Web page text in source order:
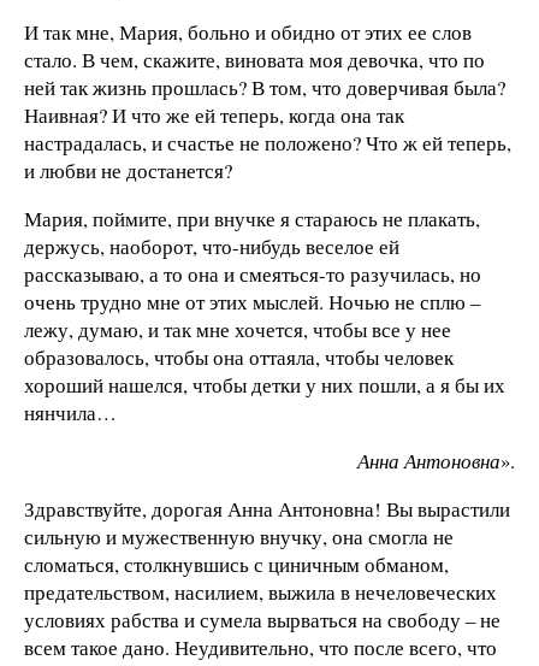
И так мне, Мария, больно и обидно от этих ее слов
стало. В чем, скажите, виновата моя девочка, что по
ней так жизнь прошлась? В том, что доверчивая была?
Наивная? И что же ей теперь, когда она так
настрадалась, и счастье не положено? Что ж ей теперь,
и любви не достанется?
Мария, поймите, при внучке я стараюсь не плакать,
держусь, наоборот, что-нибудь веселое ей
рассказываю, а то она и смеяться-то разучилась, но
очень трудно мне от этих мыслей. Ночью не сплю –
лежу, думаю, и так мне хочется, чтобы все у нее
образовалось, чтобы она оттаяла, чтобы человек
хороший нашелся, чтобы детки у них пошли, а я бы их
нянчила…
Анна Антоновна».
Здравствуйте, дорогая Анна Антоновна! Вы вырастили
сильную и мужественную внучку, она смогла не
сломаться, столкнувшись с циничным обманом,
предательством, насилием, выжила в нечеловеческих
условиях рабства и сумела вырваться на свободу – не
всем такое дано. Неудивительно, что после всего, что